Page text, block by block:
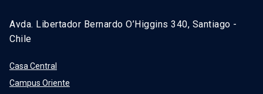
Avda. Libertador Bernardo O’Higgins 340, Santiago -
Chile
Casa Central
Campus Oriente